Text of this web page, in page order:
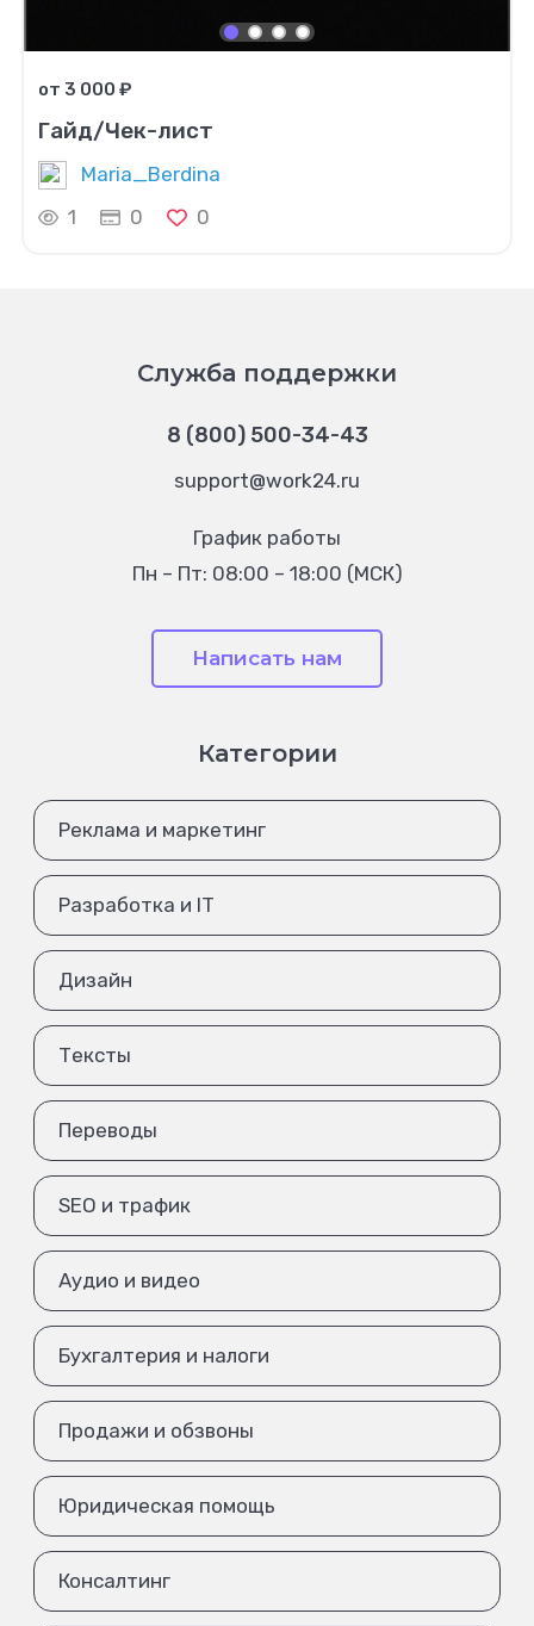
от 3 000 ₽
Гайд/Чек-лист
Maria_Berdina
1
0 0
Служба поддержки
8 (800) 500-34-43
support@work24.ru
График работы
Пн – Пт: 08:00 – 18:00 (МСК)
Написать нам
Категории
Реклама и маркетинг
Разработка и IT
Дизайн
Тексты
Переводы
SEO и трафик
Аудио и видео
Бухгалтерия и налоги
Продажи и обзвоны
Юридическая помощь
Консалтинг